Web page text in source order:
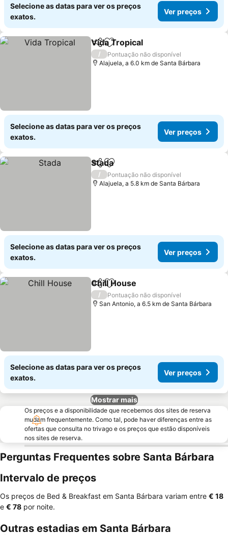
Selecione as datas para ver os preços
exatos.
Ver preços
PartilharAdicionar aos favoritos
Vida Tropical
/
Pontuação não disponível
Alajuela, a 6.0 km de Santa Bárbara
Selecione as datas para ver os preços
exatos.
Ver preços
PartilharAdicionar aos favoritos
Stada
/
Pontuação não disponível
Alajuela, a 5.8 km de Santa Bárbara
Selecione as datas para ver os preços
exatos.
Ver preços
PartilharAdicionar aos favoritos
Chill House
/
Pontuação não disponível
San Antonio, a 6.5 km de Santa Bárbara
Selecione as datas para ver os preços
exatos.
Ver preços
Mostrar mais
Os preços e a disponibilidade que recebemos dos sites de reserva
mudam frequentemente. Como tal, pode haver diferenças entre as
ofertas que consulta no trivago e os preços que estão disponíveis
nos sites de reserva.
Perguntas Frequentes sobre Santa Bárbara
Intervalo de preços
Os preços de Bed & Breakfast em Santa Bárbara variam entre ‎€ 18
e ‎€ 78 por noite.
Outras estadias em Santa Bárbara